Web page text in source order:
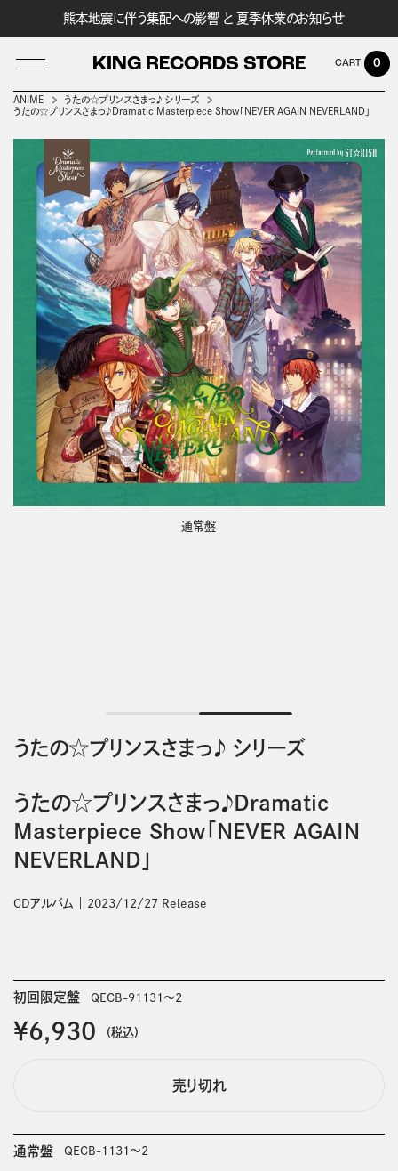
熊本地震に伴う集配への影響 と 夏季休業のお知らせ
KING RECORDS STORE
LOG IN
0
ANIME
うたの☆プリンスさまっ♪ シリーズ
うたの☆プリンスさまっ♪Dramatic Masterpiece Show「NEVER AGAIN NEVERLAND」
うたの☆プリンスさまっ♪ シリーズ
うたの☆プリンスさまっ♪Dramatic
Masterpiece Show「NEVER AGAIN
NEVERLAND」
CDアルバム 2023/12/27 Release
初回限定盤 QECB-91131～2
￥6,930 (税込)
売り切れ
通常盤 QECB-1131～2
通常盤